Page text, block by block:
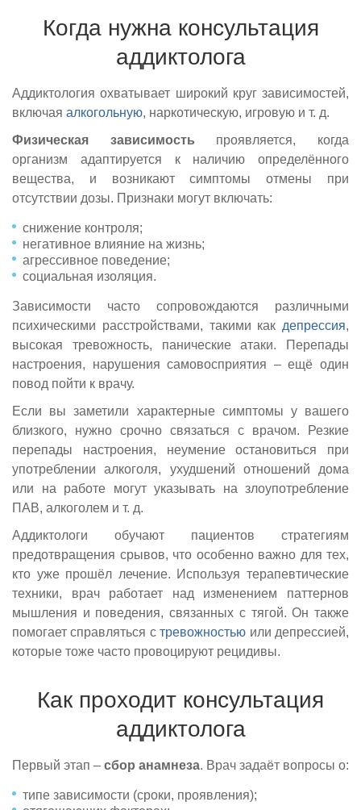
Когда нужна консультация
аддиктолога
Аддиктология охватывает широкий круг зависимостей,
включая алкогольную, наркотическую, игровую и т. д.
Физическая зависимость проявляется, когда
организм адаптируется к наличию определённого
вещества, и возникают симптомы отмены при
отсутствии дозы. Признаки могут включать:
снижение контроля;
негативное влияние на жизнь;
агрессивное поведение;
социальная изоляция.
Зависимости часто сопровождаются различными
психическими расстройствами, такими как депрессия,
высокая тревожность, панические атаки. Перепады
настроения, нарушения самовосприятия – ещё один
повод пойти к врачу.
Если вы заметили характерные симптомы у вашего
близкого, нужно срочно связаться с врачом. Резкие
перепады настроения, неумение остановиться при
употреблении алкоголя, ухудшений отношений дома
или на работе могут указывать на злоупотребление
ПАВ, алкоголем и т. д.
Аддиктологи обучают пациентов стратегиям
предотвращения срывов, что особенно важно для тех,
кто уже прошёл лечение. Используя терапевтические
техники, врач работает над изменением паттернов
мышления и поведения, связанных с тягой. Он также
помогает справляться стревожностью или депрессией,
которые тоже часто провоцируют рецидивы.
Как проходит консультация
аддиктолога
Первый этап – сбор анамнеза. Врач задаёт вопросы о:
типе зависимости (сроки, проявления);